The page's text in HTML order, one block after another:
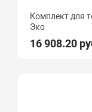
Комплект для
Эко
16 908.20